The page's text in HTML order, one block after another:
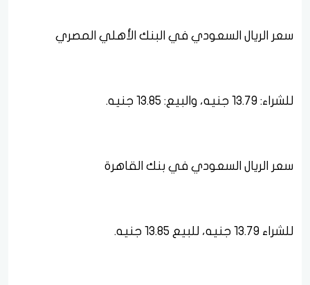
سعر الريال السعودي في البنك الأهلي المصري
للشراء: 13.79 جنيه، والبيع: 13.85 جنيه.
سعر الريال السعودي في بنك القاهرة
للشراء 13.79 جنيه، للبيع 13.85 جنيه.